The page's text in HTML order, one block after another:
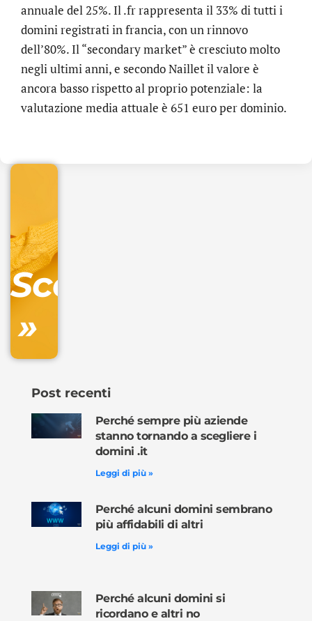
annuale del 25%. Il .fr rappresenta il 33% di tutti i
domini registrati in francia, con un rinnovo
dell’80%. Il “secondary market” è cresciuto molto
negli ultimi anni, e secondo Naillet il valore è
ancora basso rispetto al proprio potenziale: la
valutazione media attuale è 651 euro per dominio.
Scopri
»
.online
Post recenti
Perché sempre più aziende
stanno tornando a scegliere i
domini .it
Leggi di più »
Perché alcuni domini sembrano
più affidabili di altri
Leggi di più »
Perché alcuni domini si
ricordano e altri no